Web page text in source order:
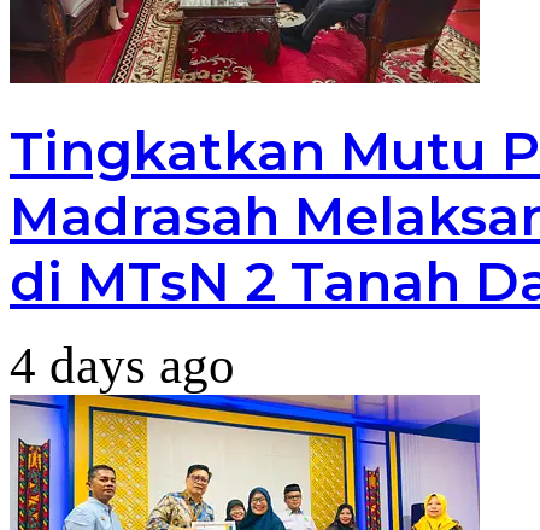
Tingkatkan Mutu
Madrasah
di MTsN 2 Tanah
4 days ago